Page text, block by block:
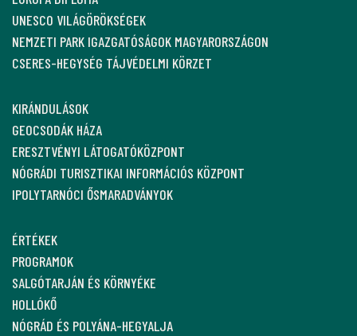
UNESCO VILÁGÖRÖKSÉGEK
NEMZETI PARK IGAZGATÓSÁGOK MAGYARORSZÁGON
CSERES-HEGYSÉG TÁJVÉDELMI KÖRZET
KIRÁNDULÁSOK
GEOCSODÁK HÁZA
ERESZTVÉNYI LÁTOGATÓKÖZPONT
NÓGRÁDI TURISZTIKAI INFORMÁCIÓS KÖZPONT
IPOLYTARNÓCI ŐSMARADVÁNYOK
ÉRTÉKEK
PROGRAMOK
SALGÓTARJÁN ÉS KÖRNYÉKE
HOLLÓKŐ
NÓGRÁD ÉS POLYÁNA-HEGYALJA